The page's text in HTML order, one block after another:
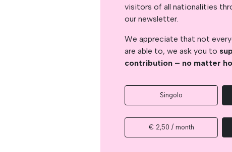
visitors of all nationalities
our newsletter.
We appreciate that not
are able to, we ask you to
contribution – no matter
Singolo
€ 2,50 / month